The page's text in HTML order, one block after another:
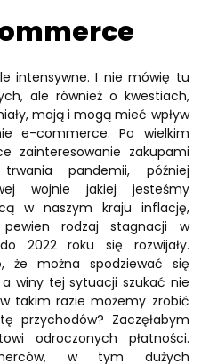
intensywne. I nie mówię tu
ale również o kwestiach,
mają i mogą mieć wpływ
e-commerce. Po wielkim
zainteresowanie zakupami
pandemii, później
wojnie jakiej jesteśmy
w naszym kraju inflację,
pewien rodzaj stagnacji w
2022 roku się rozwijały.
że można spodziewać się
winy tej sytuacji szukać nie
takim razie możemy zrobić
przychodów? Zaczęłabym
odroczonych płatności.
w tym dużych